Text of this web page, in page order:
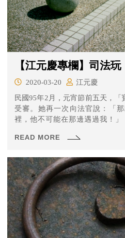
【江元慶專欄】司法玩
2020-03-20
江元慶
民國95年2月，元宵節前五天，
受審。她再一次向法官說：「
裡，他不可能在那邊遇過我！」 突然，一記霹靂擊中寶
大，當庭諭令羈押。那一瞬間，
起……
READ MORE